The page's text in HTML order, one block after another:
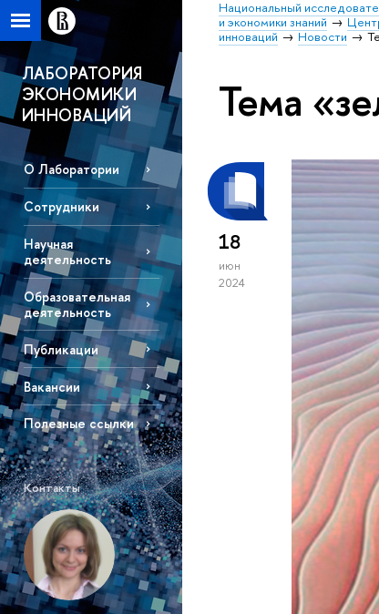
Национальный
и экономики знаний
инноваций
Новости
ЛАБОРАТОРИЯ
ЭКОНОМИКИ
ИННОВАЦИЙ
О Лаборатории
Сотрудники
Научная
деятельность
Образовательная
деятельность
Публикации
Вакансии
Полезные ссылки
Контакты
Тема
18
июн
2024